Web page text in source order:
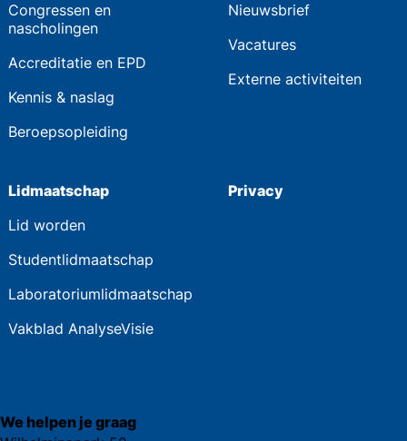
Congressen en
nascholingen
Accreditatie en EPD
Kennis & naslag
Beroepsopleiding
Nieuwsbrief
Vacatures
Externe activiteiten
Lidmaatschap
Lid worden
Studentlidmaatschap
Laboratoriumlidmaatschap
Vakblad AnalyseVisie
Privacy
We helpen je graag